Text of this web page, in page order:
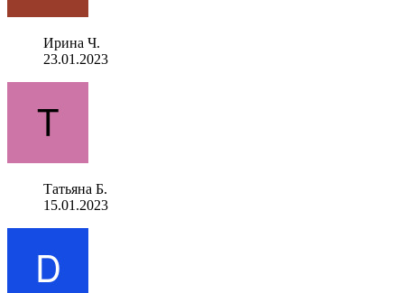
Ирина Ч.
23.01.2023
Татьяна Б.
15.01.2023